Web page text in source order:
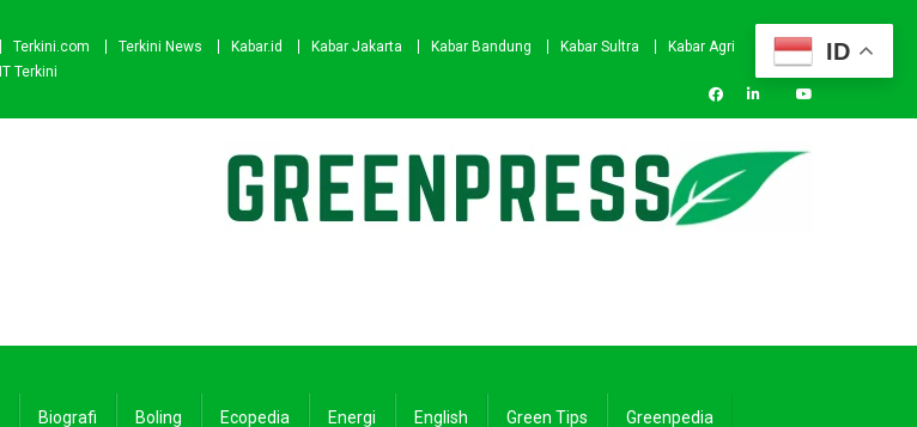
Terkini.com Terkini News Kabar.id Kabar Jakarta Kabar Bandung Kabar Sultra
Kabar Agri
IT Terkini
Biografi Boling Ecopedia Energi English Green Tips Greenpedia
ID